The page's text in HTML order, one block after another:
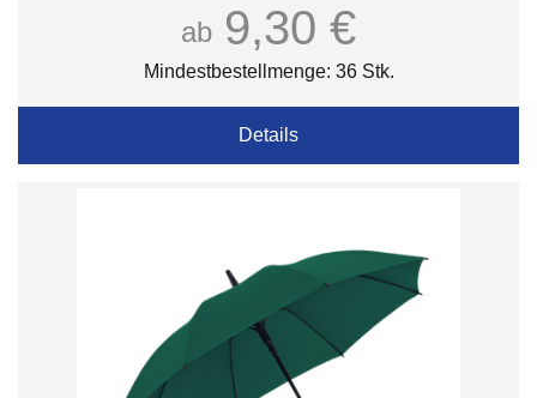
ab 9,30 €
Mindestbestellmenge: 36 Stk.
Details